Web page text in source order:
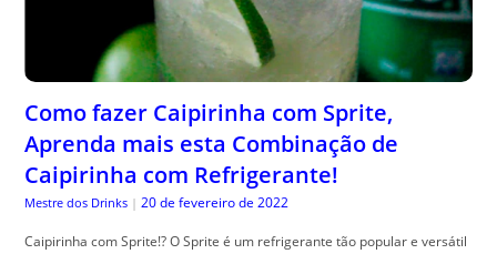
Como fazer Caipirinha com Sprite,
Aprenda mais esta Combinação de
Caipirinha com Refrigerante!
Mestre dos Drinks | 20 de fevereiro de 2022
Caipirinha com Sprite!? O Sprite é um refrigerante tão popular e versátil